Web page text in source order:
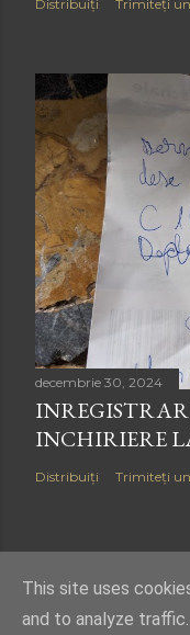
Distribuiți Trimiteți
decembrie 30, 2024
INCHIRIERE
Distribuiți Trimiteți
Copyright
This site uses
and to analyze